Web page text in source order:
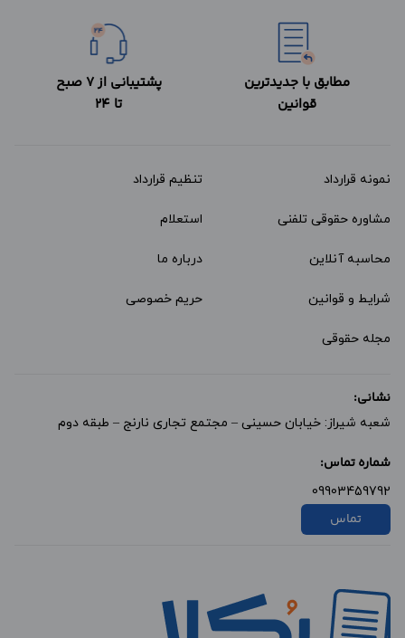
مطابق با جدیدترین
قوانین
پشتیبانی از 7 صبح
تا 24
نمونه قرارداد‌ تنظیم قرارداد
مشاوره حقوقی تلفنی استعلام
محاسبه آنلاین درباره ما
شرایط و قوانین حریم خصوصی
مجله حقوقی
نشانی:
شعبه شیراز: خیابان حسینی – مجتمع تجاری نارنج – طبقه دوم
شماره تماس:
09903459792
تماس